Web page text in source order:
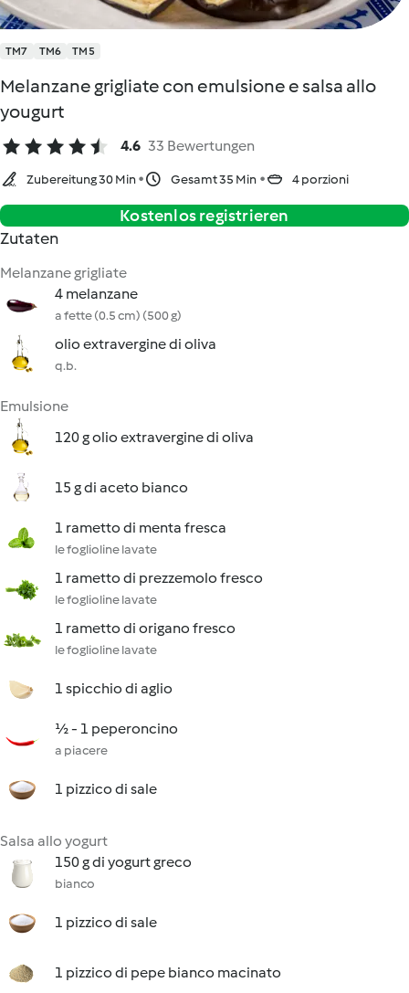
TM7 TM6 TM5
Melanzane grigliate con emulsione e salsa allo
yougurt
4.6 33 Bewertungen
Zubereitung 30 Min Gesamt 35 Min 4 porzioni
Kostenlos registrieren
Zutaten
Melanzane grigliate
4 melanzane
a fette (0.5 cm) (500 g)
olio extravergine di oliva
q.b.
Emulsione
120 g olio extravergine di oliva
15 g di aceto bianco
1 rametto di menta fresca
le foglioline lavate
1 rametto di prezzemolo fresco
le foglioline lavate
1 rametto di origano fresco
le foglioline lavate
1 spicchio di aglio
½ - 1 peperoncino
a piacere
1 pizzico di sale
Salsa allo yogurt
150 g di yogurt greco
bianco
1 pizzico di sale
1 pizzico di pepe bianco macinato